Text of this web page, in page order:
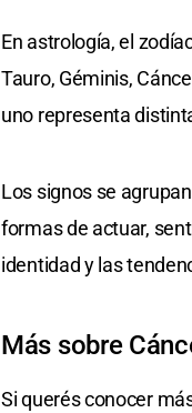
En astrología, el
Tauro, Géminis,
uno representa
Los signos se
formas de actuar,
identidad y las
Más sobre
Si querés conocer